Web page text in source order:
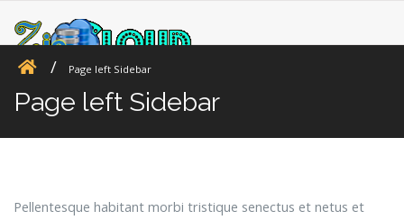
Page left Sidebar
Page left Sidebar
Pellentesque habitant morbi tristique senectus et netus et